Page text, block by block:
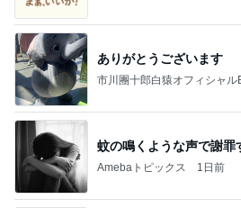
ありがとうございます
市川團十郎白猿オフィシャル
蚊の鳴くような声で謝罪
Amebaトピックス 1日前